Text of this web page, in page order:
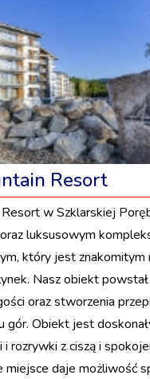
Resort
w Szklarskiej
luksusowym
który jest znakomitym
Nasz obiekt
oraz stworzenia
gór. Obiekt jest
rozrywki z ciszą i
miejsce daje możliwość